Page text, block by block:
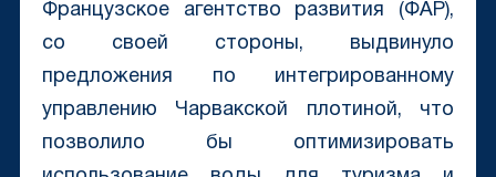
Французское агентство развития (ФАР),
со своей стороны, выдвинуло
предложения по интегрированному
управлению Чарвакской плотиной, что
позволило бы оптимизировать